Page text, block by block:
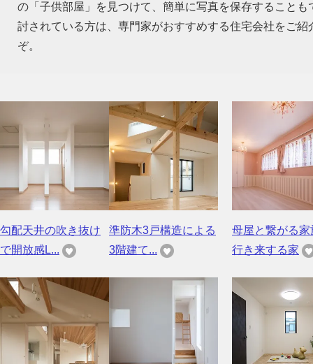
の「子供部屋」を見つけて、簡単に写真を保存すること
討されている方は、専門家がおすすめする住宅会社をご紹
ぞ。
勾配天井の吹き抜け
で開放感L...
準防木3戸構造による
3階建て...
母屋と繋がる家
行き来する家